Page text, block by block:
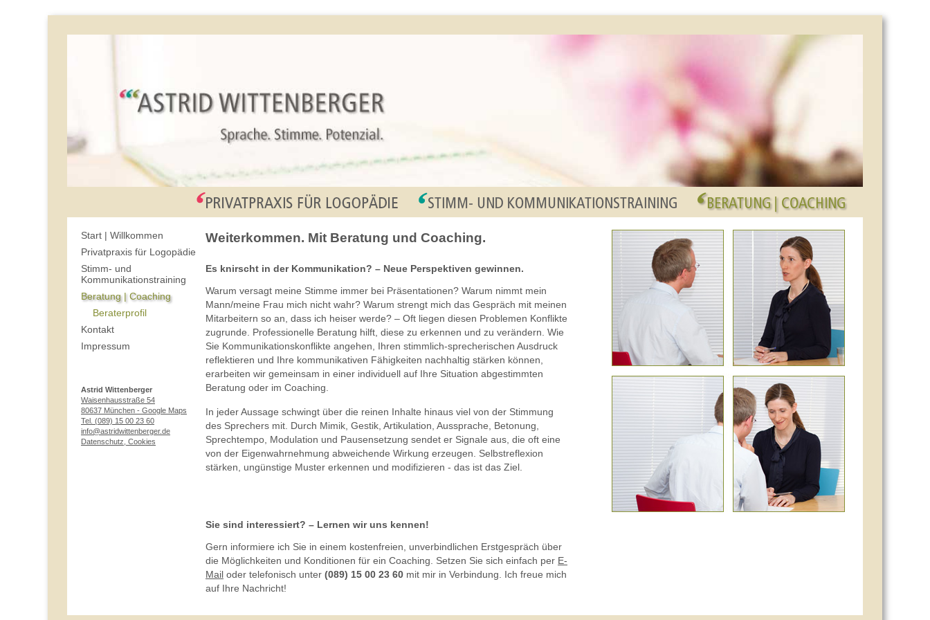
Start | Willkommen
Privatpraxis für Logopädie
Stimm- und
Kommunikationstraining
Beratung | Coaching
Beraterprofil
Kontakt
Impressum
Astrid Wittenberger
Waisenhausstraße 54
80637 München - Google Maps
Tel. (089) 15 00 23 60
info@astridwittenberger.de
Datenschutz, Cookies
Weiterkommen. Mit Beratung und Coaching.
Es knirscht in der Kommunikation? – Neue Perspektiven gewinnen.
Warum versagt meine Stimme immer bei Präsentationen? Warum nimmt mein
Mann/meine Frau mich nicht wahr? Warum strengt mich das Gespräch mit meinen
Mitarbeitern so an, dass ich heiser werde? – Oft liegen diesen Problemen Konflikte
zugrunde. Professionelle Beratung hilft, diese zu erkennen und zu verändern. Wie
Sie Kommunikationskonflikte angehen, Ihren stimmlich-sprecherischen Ausdruck
reflektieren und Ihre kommunikativen Fähigkeiten nachhaltig stärken können,
erarbeiten wir gemeinsam in einer individuell auf Ihre Situation abgestimmten
Beratung oder im Coaching.
In jeder Aussage schwingt über die reinen Inhalte hinaus viel von der Stimmung
des Sprechers mit. Durch Mimik, Gestik, Artikulation, Aussprache, Betonung,
Sprechtempo, Modulation und Pausensetzung sendet er Signale aus, die oft eine
von der Eigenwahrnehmung abweichende Wirkung erzeugen. Selbstreflexion
stärken, ungünstige Muster erkennen und modifizieren - das ist das Ziel.
Sie sind interessiert? – Lernen wir uns kennen!
Gern informiere ich Sie in einem kostenfreien, unverbindlichen Erstgespräch über
die Möglichkeiten und Konditionen für ein Coaching. Setzen Sie sich einfach per E-
Mail oder telefonisch unter (089) 15 00 23 60 mit mir in Verbindung. Ich freue mich
auf Ihre Nachricht!